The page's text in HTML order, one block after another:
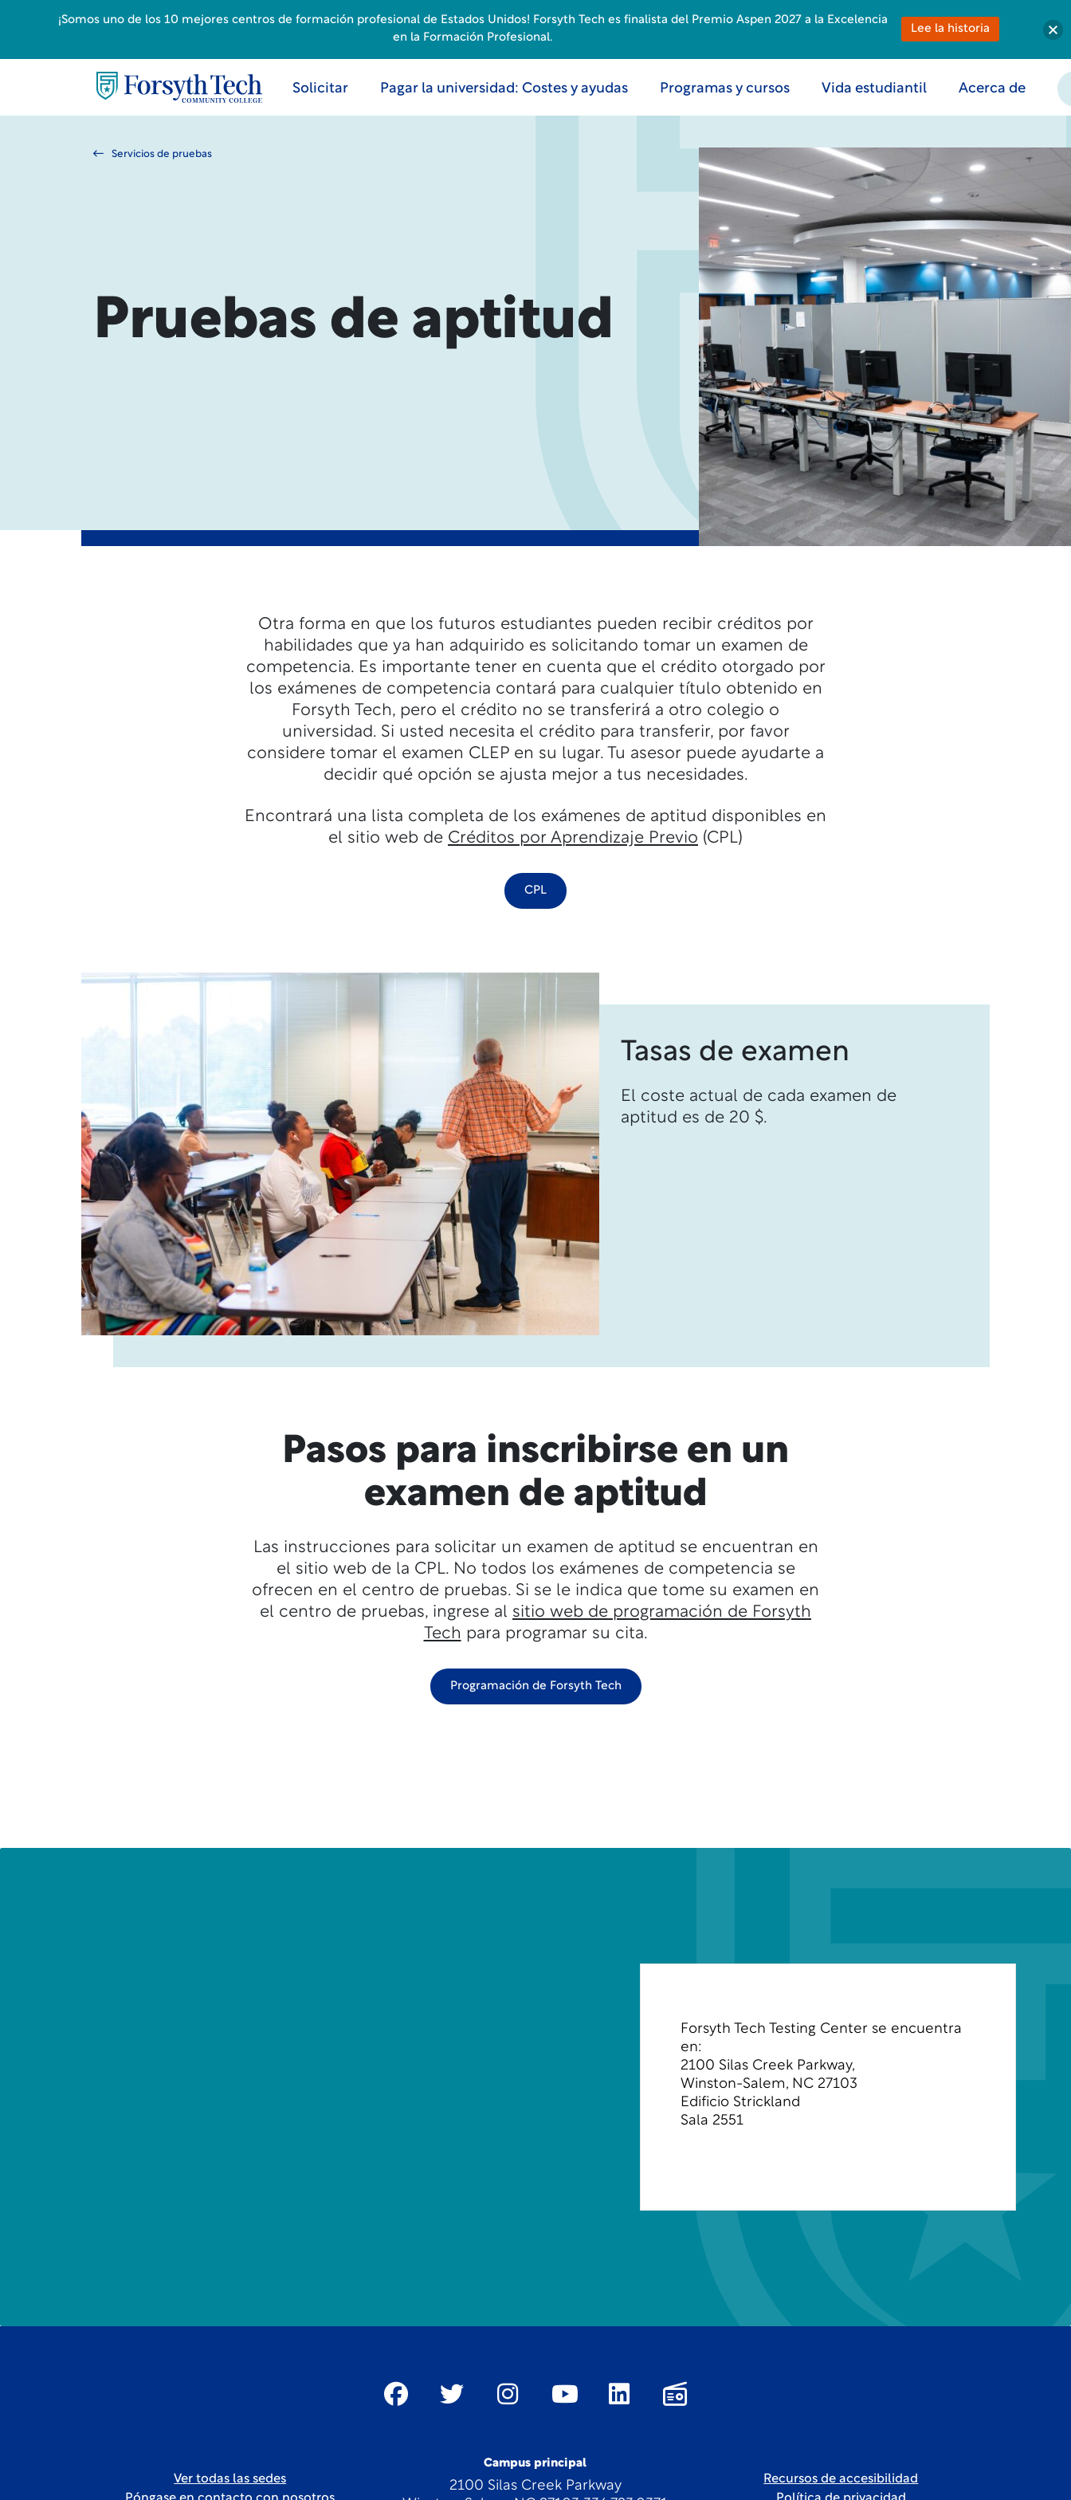
Solicitar Pagar la universidad: Costes y ayudas Programas y cursos Vida estudiantil Acerca de
Servicios de pruebas
Pruebas de aptitud
Otra forma en que los futuros estudiantes pueden recibir créditos por
habilidades que ya han adquirido es solicitando tomar un examen de
competencia. Es importante tener en cuenta que el crédito otorgado por
los exámenes de competencia contará para cualquier título obtenido en
Forsyth Tech, pero el crédito no se transferirá a otro colegio o
universidad. Si usted necesita el crédito para transferir, por favor
considere tomar el examen CLEP en su lugar. Tu asesor puede ayudarte a
decidir qué opción se ajusta mejor a tus necesidades.
Encontrará una lista completa de los exámenes de aptitud disponibles en
el sitio web de Créditos por Aprendizaje Previo (CPL)
CPL
Tasas de examen
El coste actual de cada examen de
aptitud es de 20 $.
Pasos para inscribirse en un
examen de aptitud
Las instrucciones para solicitar un examen de aptitud se encuentran en
el sitio web de la CPL. No todos los exámenes de competencia se
ofrecen en el centro de pruebas. Si se le indica que tome su examen en
el centro de pruebas, ingrese al sitio web de programación de Forsyth
Tech para programar su cita.
Programación de Forsyth Tech
Forsyth Tech Testing Center se encuentra
en:
2100 Silas Creek Parkway,
Winston-Salem, NC 27103
Edificio Strickland
Sala 2551
Campus principal
2100 Silas Creek Parkway
Ver todas las sedes
Recursos de accesibilidad
¡Somos uno de los 10 mejores centros de formación profesional de Estados Unidos! Forsyth Tech es finalista del Premio Aspen 2027 a la Excelencia
en la Formación Profesional.
Lee la historia